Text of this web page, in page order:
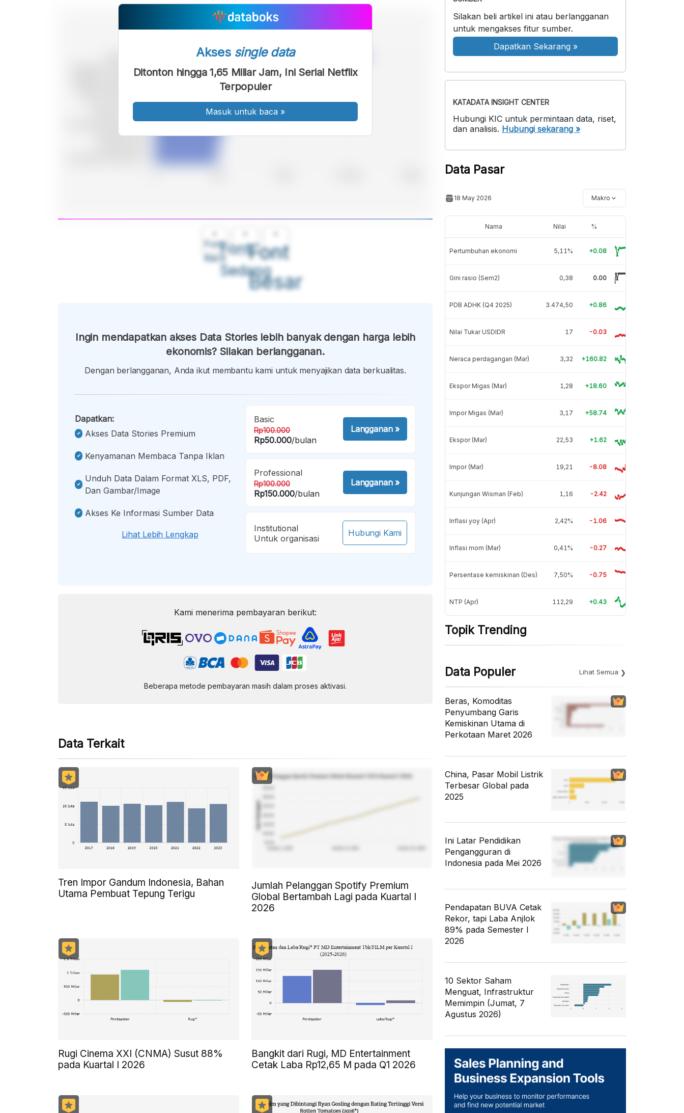
Font
Kecil
Font
Sedang
Font
Besar
Akses single data
Ditonton hingga 1,65 Miliar Jam, Ini Serial Netflix
Terpopuler
Masuk untuk baca »
Ingin mendapatkan akses Data Stories lebih banyak dengan harga lebih
ekonomis? Silakan berlangganan.
Dengan berlangganan, Anda ikut membantu kami untuk menyajikan data berkualitas.
Dapatkan:
Akses Data Stories Premium
Kenyamanan Membaca Tanpa Iklan
Unduh Data Dalam Format XLS, PDF,
Dan Gambar/image
Akses Ke Informasi Sumber Data
Lihat Lebih Lengkap
Basic
Rp100.000
Rp50.000/bulan
Langganan»
Professional
Rp100.000
Rp150.000/bulan
Langganan»
Institutional
Untuk organisasi
Hubungi Kami
Kami menerima pembayaran berikut:
Beberapa metode pembayaran masih dalam proses aktivasi.
Data Terkait
Tren Impor Gandum Indonesia, Bahan
Utama Pembuat Tepung Terigu
Jumlah Pelanggan Spotify Premium
Global Bertambah Lagi pada Kuartal I
2026
Rugi Cinema XXI (CNMA) Susut 88%
pada Kuartal I 2026
Bangkit dari Rugi, MD Entertainment
Cetak Laba Rp12,65 M pada Q1 2026
Silakan beli artikel ini atau berlangganan
untuk mengakses fitur sumber.
Dapatkan Sekarang »
KATADATA INSIGHT CENTER
Hubungi KIC untuk permintaan data, riset,
dan analisis. Hubungi sekarang »
Data Pasar
18 May 2026 Makro
Nama Nilai %
Pertumbuhan ekonomi 5,11% +0.08
Gini rasio (Sem2) 0,38 0.00
PDB ADHK (Q4 2025) 3.474,50 +0.86
Nilai Tukar USDIDR 17 -0.03
Neraca perdagangan (Mar) 3,32 +160.82
Ekspor Migas (Mar) 1,28 +18.60
Impor Migas (Mar) 3,17 +58.74
Ekspor (Mar) 22,53 +1.62
Impor (Mar) 19,21 -8.08
Kunjungan Wisman (Feb) 1,16 -2.42
Inflasi yoy (Apr) 2,42% -1.06
Inflasi mom (Mar) 0,41% -0.27
Persentase kemiskinan (Des) 7,50% -0.75
NTP (Apr) 112,29 +0.43
Topik Trending
Data Populer Lihat Semua
Beras, Komoditas
Penyumbang Garis
Kemiskinan Utama di
Perkotaan Maret 2026
China, Pasar Mobil Listrik
Terbesar Global pada
2025
Ini Latar Pendidikan
Pengangguran di
Indonesia pada Mei 2026
Pendapatan BUVA Cetak
Rekor, tapi Laba Anjlok
89% pada Semester I
2026
10 Sektor Saham
Menguat, Infrastruktur
Memimpin (Jumat, 7
Agustus 2026)